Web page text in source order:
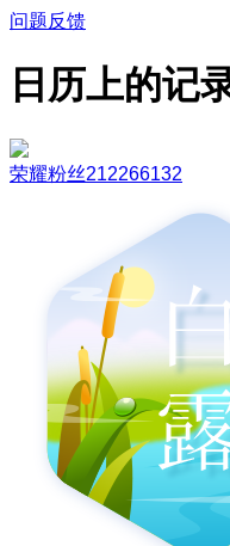
问题反馈
日历上的记
荣耀粉丝212266132